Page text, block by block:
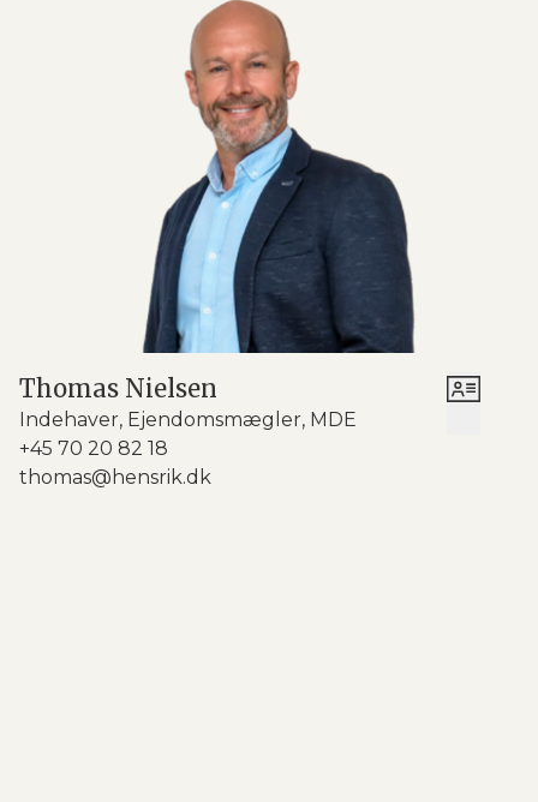
Indenfor bliver I mødt af den lyse og
imødekommende stue, som er hjemmets naturlige
samlingspunkt. Herfra er der direkte udgang til en
skøn, vestvendt have – jeres eget grønne frirum,
hvor aftensolen luner, og hvor der er plads til både
blomsterbede, grill og afslapning. Spiseafdelingen
ligger i åben forbindelse med stuen og giver jer god
plads til at samle venner og familie – her kan der
nemt dækkes op til 18 personer, når I holder
sammenkomster.
Køkkenet er renoveret i 2018 i en enkel og tidløs stil
med hvide fronter og god bordplads – perfekt til
både hverdagsmad, bageprojekter og nye
kulinariske eksperimenter i rolige omgivelser. I
stueplan finder I også entré med adgang til 1. sal
samt et pænt badeværelse med gulvvarme og
Thomas Nielsen
Indehaver, Ejendomsmægler, MDE
+45 70 20 82 18
thomas@hensrik.dk